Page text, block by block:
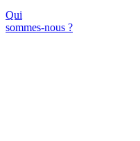
Qui
sommes-nous ?